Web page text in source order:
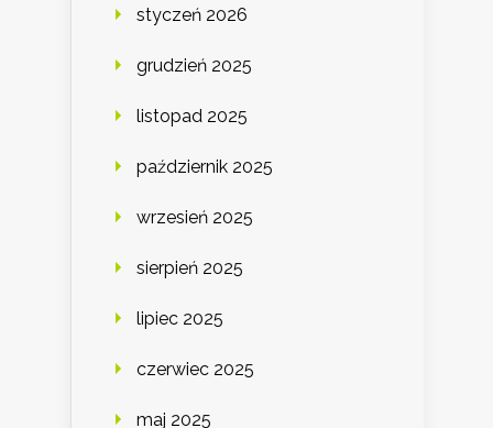
styczeń 2026
grudzień 2025
listopad 2025
październik 2025
wrzesień 2025
sierpień 2025
lipiec 2025
czerwiec 2025
maj 2025